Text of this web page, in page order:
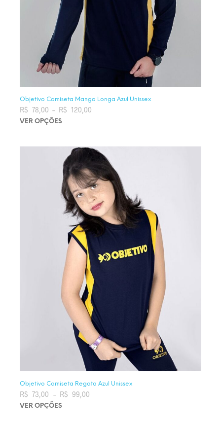
Objetivo Camiseta Manga Longa Azul Unissex
R$ 78,00 – R$ 120,00Faixa de preço: R$ 78,00 através
R$ 120,00
VER OPÇÕES
Objetivo Camiseta Regata Azul Unissex
R$ 73,00 – R$ 99,00
R$ 99,00
VER OPÇÕES